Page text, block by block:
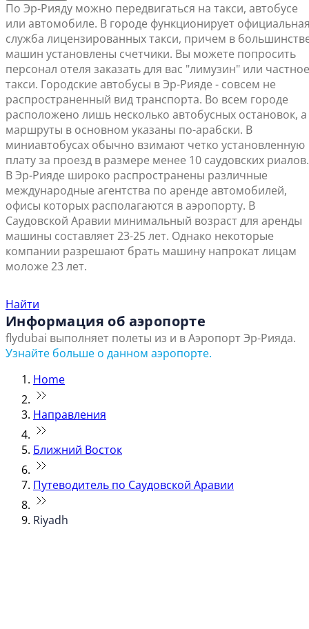
По Эр-Рияду можно передвигаться на такси, автобусе
или автомобиле. В городе функционирует
служба лицензированных такси, причем в
машин установлены счетчики. Вы можете попросить
персонал отеля заказать для вас "лимузин" или частное
такси. Городские автобусы в Эр-Рияде - совсем не
распространенный вид транспорта. Во всем городе
расположено лишь несколько автобусных остановок, а
маршруты в основном указаны по-арабски. В
миниавтобусах обычно взимают четко установленную
плату за проезд в размере менее 10 саудовских риалов.
В Эр-Рияде широко распространены различные
международные агентства по аренде автомобилей,
офисы которых располагаются в аэропорту. В
Саудовской Аравии минимальный возраст для аренды
машины составляет 23-25 лет. Однако некоторые
компании разрешают брать машину напрокат лицам
моложе 23 лет.
Найти
Информация об аэропорте
flydubai выполняет полеты из и в Аэропорт Эр-Рияда.
Узнайте больше о данном аэропорте.
Home
Направления
Ближний Восток
Путеводитель по Саудовской Аравии
Riyadh